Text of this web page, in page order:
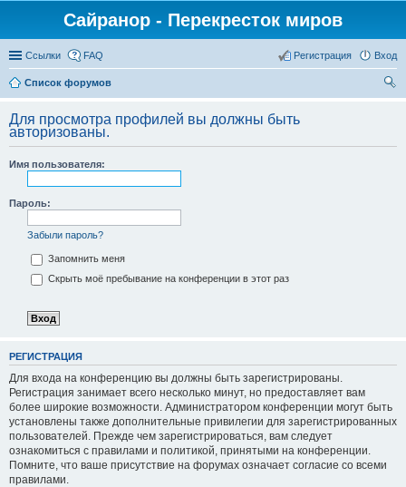
Сайранор - Перекресток миров
Ссылки FAQ Вход
Регистрация
Список форумов
Для просмотра профилей вы должны быть
авторизованы.
Имя пользователя:
Пароль:
Забыли пароль?
Запомнить меня
Скрыть моё пребывание на конференции в этот раз
РЕГИСТРАЦИЯ
Для входа на конференцию вы должны быть зарегистрированы.
Регистрация занимает всего несколько минут, но предоставляет вам
более широкие возможности. Администратором конференции могут быть
установлены также дополнительные привилегии для зарегистрированных
пользователей. Прежде чем зарегистрироваться, вам следует
ознакомиться с правилами и политикой, принятыми на конференции.
Помните, что ваше присутствие на форумах означает согласие со всеми
правилами.